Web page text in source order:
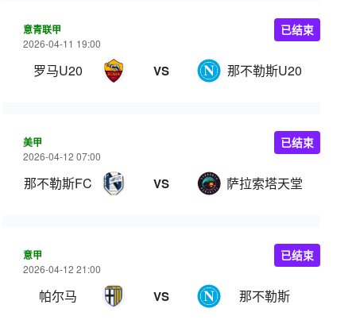
意青联甲
2026-04-11 19:00
罗马U20 VS 那不勒斯U20
已结束
美甲
2026-04-12 07:00
那不勒斯FC VS 萨拉索塔天堂
已结束
意甲
2026-04-12 21:00
帕尔马 VS 那不勒斯
已结束